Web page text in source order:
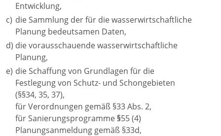
Entwicklung,
c) die Sammlung der für die wasserwirtschaftliche
Planung bedeutsamen Daten,
d) die vorausschauende wasserwirtschaftliche
Planung,
e) die Schaffung von Grundlagen für die
Festlegung von Schutz- und Schongebieten
(§§34, 35, 37),
für Verordnungen gemäß §33 Abs. 2,
für Sanierungsprogramme§55 (4)
Planungsanmeldung gemäß §33d,